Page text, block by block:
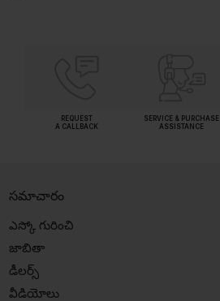
REQUEST
A CALLBACK
SERVICE & PURCHASE
ASSISTANCE
సమాచారం
ఎస్కో గురించి
జాబితా
డీలర్స్
వీడియోలు